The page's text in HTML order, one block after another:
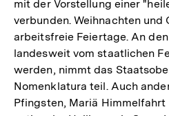
mit der Vorstellung einer
verbunden. Weihnachten
arbeitsfreie Feiertage. An
landesweit vom staatlichen
werden, nimmt das
Nomenklatura teil. Auch
Pfingsten, Mariä